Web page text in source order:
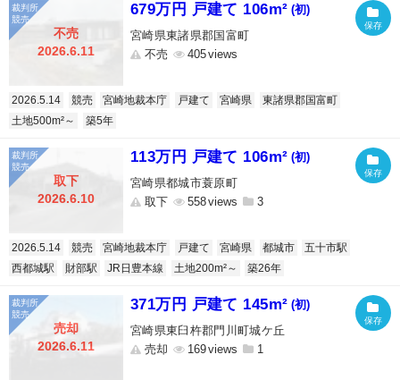
不売
2026.6.11
679万円 戸建て 106m² (初)
宮崎県東諸県郡国富町
不売
405
2026.5.14 競売 宮崎地裁本庁 戸建て 宮崎県
東諸県郡国富町
土地500m²～
築5年
取下
2026.6.10
113万円 戸建て 106m² (初)
宮崎県都城市蓑原町
取下
558 3
2026.5.14 競売 宮崎地裁本庁 戸建て 宮崎県 都城市
五十市駅
西都城駅
財部駅 JR日豊本線 土地200m²～ 築26年
売却
2026.6.11
371万円 戸建て 145m² (初)
宮崎県東臼杵郡門川町城ケ丘
売却
169 1